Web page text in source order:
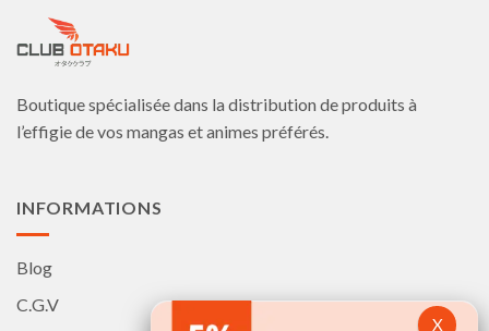
être
sur
la
sur
Boutique spécialisée dans la distribution de produits à
l’effigie de vos mangas et animes préférés.
INFORMATIONS
Blog
C.G.V